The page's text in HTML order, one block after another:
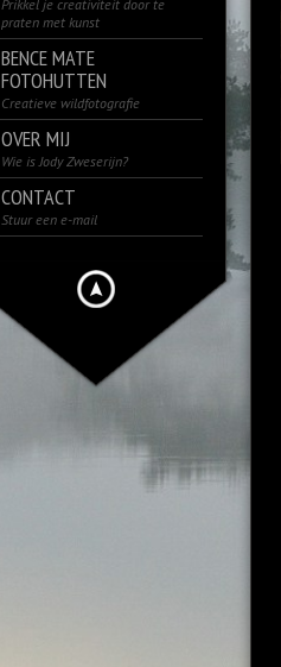
Prikkel je creativiteit door te
praten met kunst
BENCE MATE
FOTOHUTTEN
Creatieve wildfotografie
OVER MIJ
Wie is Jody Zweserijn?
CONTACT
Stuur een e-mail